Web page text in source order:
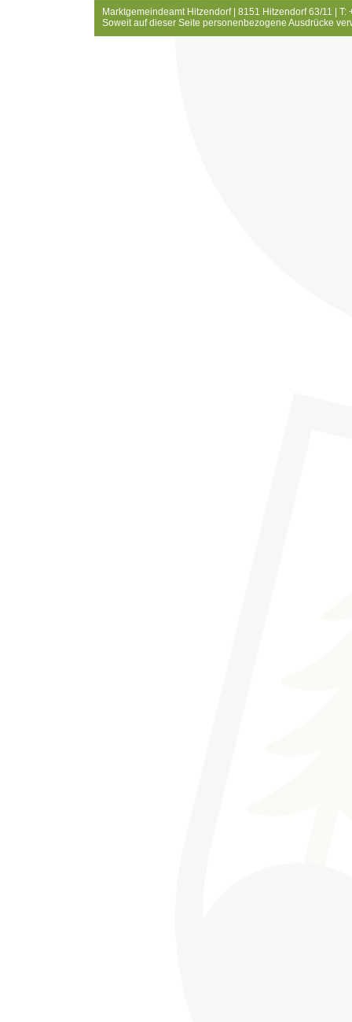
Marktgemeindeamt Hitzendorf | 8151 Hitzendorf 63/11 |
Soweit auf dieser Seite personenbezogene Ausdrücke